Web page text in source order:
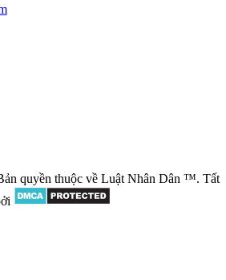
quyền thuộc về Luật Nhân Dân ™. Tất